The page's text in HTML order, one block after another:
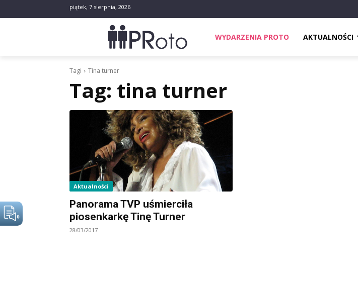
piątek, 7 sierpnia, 2026
WYDARZENIA PROTO AKTUALNOŚCI
Tagi Tina turner
Tag: tina turner
Aktualności
Panorama TVP uśmierciła
piosenkarkę Tinę Turner
28/03/2017